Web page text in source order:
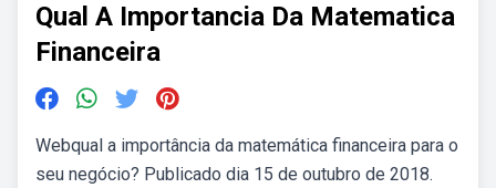
Qual A Importancia Da Matematica
Financeira
Webqual a importância da matemática financeira para o
seu negócio? Publicado dia 15 de outubro de 2018.